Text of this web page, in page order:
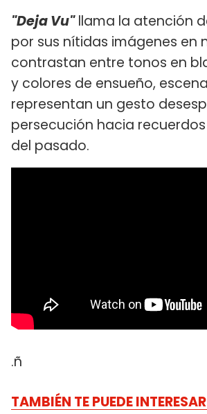
"Deja Vu"llama la atención
por sus nítidas imágenes en
contrastan entre tonos en
y colores de ensueño,
representan un gesto
persecución hacia
del pasado.
.ñ
TAMBIÉN TE PUEDE INTERESAR